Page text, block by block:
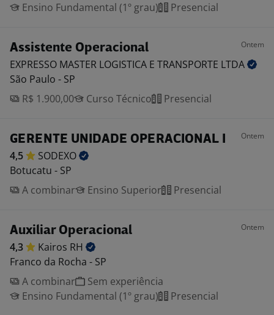
Ensino Fundamental (1º grau)
Presencial
Assistente Operacional Ontem
EXPRESSO MASTER LOGISTICA E TRANSPORTE LTDA
São Paulo - SP
R$ 1.900,00
Curso Técnico Presencial
GERENTE UNIDADE OPERACIONAL I Ontem
4,5
SODEXO
Botucatu - SP
A combinar
Ensino Superior Presencial
Auxiliar Operacional Ontem
4,3 Kairos RH
Franco da Rocha - SP
A combinar
Sem experiência
Ensino Fundamental (1º grau)
Presencial